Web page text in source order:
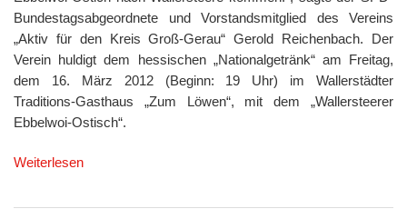
Bundestagsabgeordnete und Vorstandsmitglied des Vereins
„Aktiv für den Kreis Groß-Gerau“ Gerold Reichenbach. Der
Verein huldigt dem hessischen „Nationalgetränk“ am Freitag,
dem 16. März 2012 (Beginn: 19 Uhr) im Wallerstädter
Traditions-Gasthaus „Zum Löwen“, mit dem „Wallersteerer
Ebbelwoi-Ostisch“.
Weiterlesen